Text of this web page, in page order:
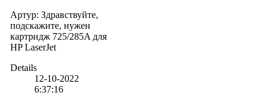
Артур: Здравствуйте,
подскажите, нужен
картридж 725/285A для
HP LaserJet
Details
12-10-2022
6:37:16